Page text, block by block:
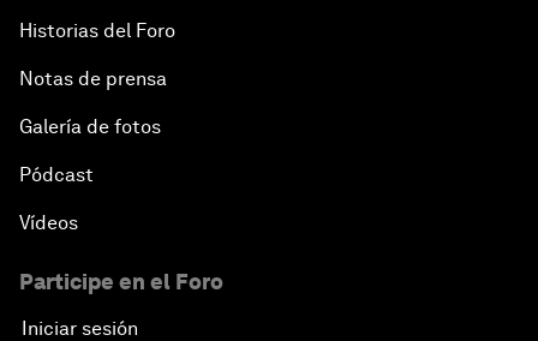
Historias del Foro
Notas de prensa
Galería de fotos
Pódcast
Vídeos
Participe en el Foro
Iniciar sesión